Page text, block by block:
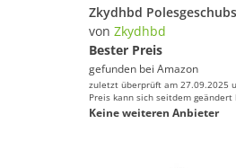
von Zkydhbd
Bester Preis
gefunden bei Amazon
zuletzt überprüft am 27.09.2025
Preis kann sich seitdem geändert
Keine weiteren Anbieter